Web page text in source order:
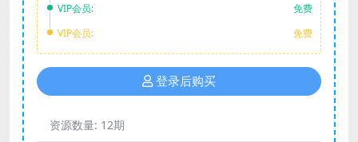
VIP会员:
免费
VIP会员:
免费
登录后购买
资源数量: 12期